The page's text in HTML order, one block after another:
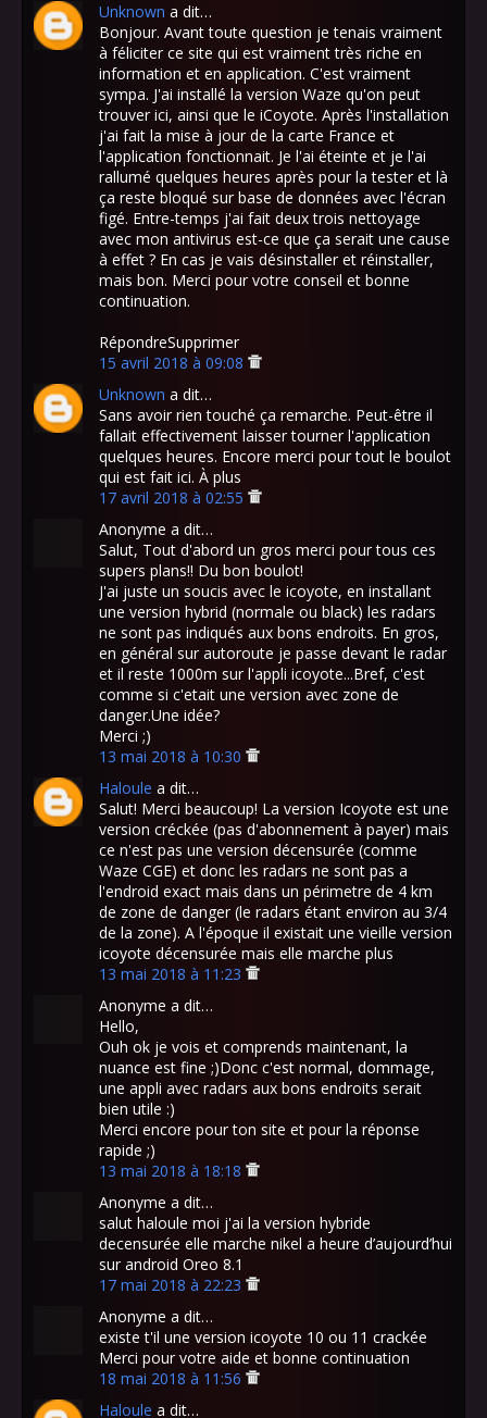
Unknown a dit…
Bonjour. Avant toute question je tenais vraiment
à féliciter ce site qui est vraiment très riche en
information et en application. C'est vraiment
sympa. J'ai installé la version Waze qu'on peut
trouver ici, ainsi que le iCoyote. Après l'installation
j'ai fait la mise à jour de la carte France et
l'application fonctionnait. Je l'ai éteinte et je l'ai
rallumé quelques heures après pour la tester et là
ça reste bloqué sur base de données avec l'écran
figé. Entre-temps j'ai fait deux trois nettoyage
avec mon antivirus est-ce que ça serait une cause
à effet ? En cas je vais désinstaller et réinstaller,
mais bon. Merci pour votre conseil et bonne
continuation.
RépondreSupprimer
15 avril 2018 à 09:08
Unknown a dit…
Sans avoir rien touché ça remarche. Peut-être il
fallait effectivement laisser tourner l'application
quelques heures. Encore merci pour tout le boulot
qui est fait ici. À plus
17 avril 2018 à 02:55
Anonyme a dit…
Salut, Tout d'abord un gros merci pour tous ces
supers plans!! Du bon boulot!
J'ai juste un soucis avec le icoyote, en installant
une version hybrid (normale ou black) les radars
ne sont pas indiqués aux bons endroits. En gros,
en général sur autoroute je passe devant le radar
et il reste 1000m sur l'appli icoyote...Bref, c'est
comme si c'etait une version avec zone de
danger.Une idée?
Merci ;)
13 mai 2018 à 10:30
Haloule a dit…
Salut! Merci beaucoup! La version Icoyote est une
version créckée (pas d'abonnement à payer) mais
ce n'est pas une version décensurée (comme
Waze CGE) et donc les radars ne sont pas a
l'endroid exact mais dans un périmetre de 4 km
de zone de danger (le radars étant environ au 3/4
de la zone). A l'époque il existait une vieille version
icoyote décensurée mais elle marche plus
13 mai 2018 à 11:23
Anonyme a dit…
Hello,
Ouh ok je vois et comprends maintenant, la
nuance est fine ;)Donc c'est normal, dommage,
une appli avec radars aux bons endroits serait
bien utile :)
Merci encore pour ton site et pour la réponse
rapide ;)
13 mai 2018 à 18:18
Anonyme a dit…
salut haloule moi j'ai la version hybride
decensurée elle marche nikel a heure d’aujourd’hui
sur android Oreo 8.1
17 mai 2018 à 22:23
Anonyme a dit…
existe t'il une version icoyote 10 ou 11 crackée
Merci pour votre aide et bonne continuation
18 mai 2018 à 11:56
Haloule a dit…